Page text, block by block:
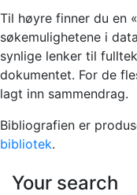
Til høyre finner du en
søkemulighetene i
synlige lenker til
dokumentet. For de
lagt inn sammendrag.
Bibliografien er
bibliotek.
Your search